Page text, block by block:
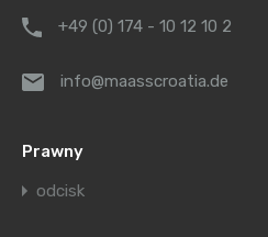
+49 (0) 174 - 10 12 10 2
info@maasscroatia.de
Prawny
odcisk